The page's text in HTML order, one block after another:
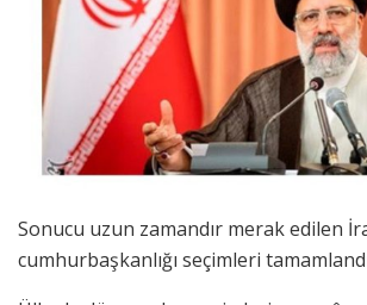
Sonucu uzun zamandır merak edilen
cumhurbaşkanlığı seçimleri